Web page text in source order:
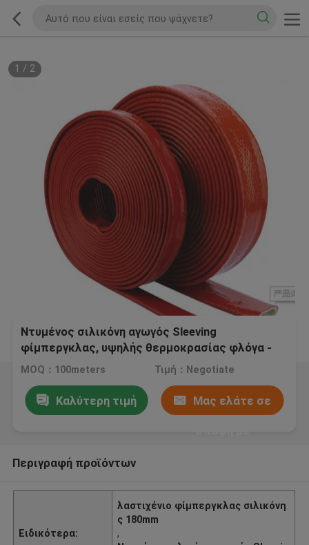
1 / 2
Ντυμένος σιλικόνη αγωγός Sleeving
φίμπεργκλας, υψηλής θερμοκρασίας φλόγα -
καθυστερών Sleeving
MOQ：100meters Τιμή：Negotiate
Καλύτερη τιμή Μας ελάτε σε
Περιγραφή προϊόντων
Ειδικότερα:
λαστιχένιο φίμπεργκλας σιλικόνη
ς 180mm
,